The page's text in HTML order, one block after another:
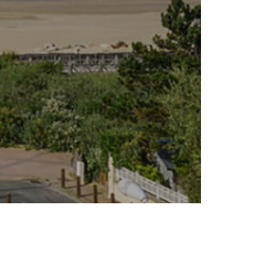
VENDRE
ESTIMER